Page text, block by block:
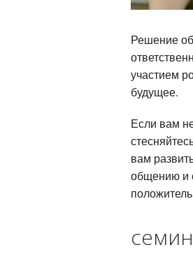
Решение
участием
будущее.
Если вам
вам
общению и